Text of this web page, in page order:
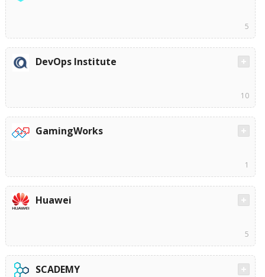
5
DevOps Institute
10
GamingWorks
1
Huawei
5
SCADEMY